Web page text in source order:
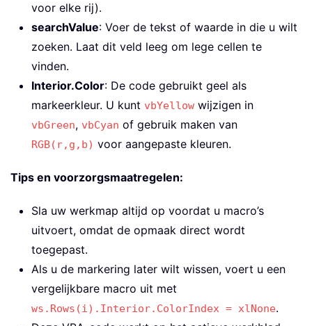
voor elke rij).
searchValue: Voer de tekst of waarde in die u wilt
zoeken. Laat dit veld leeg om lege cellen te
vinden.
Interior.Color: De code gebruikt geel als
markeerkleur. U kunt vbYellow wijzigen in
vbGreen, vbCyan of gebruik maken van
RGB(r,g,b) voor aangepaste kleuren.
Tips en voorzorgsmaatregelen:
Sla uw werkmap altijd op voordat u macro’s
uitvoert, omdat de opmaak direct wordt
toegepast.
Als u de markering later wilt wissen, voert u een
vergelijkbare macro uit met
ws.Rows(i).Interior.ColorIndex = xlNone.